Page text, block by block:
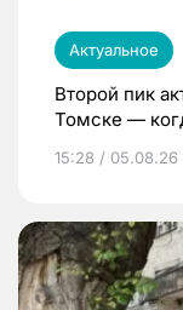
Актуальное
Второй пик
Томске —
15:28 / 05.08.26